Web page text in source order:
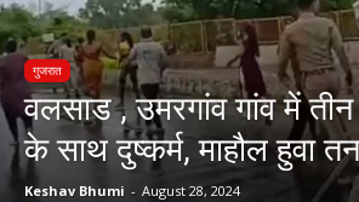
गुजरात
वलसाड , उमरगांव गांव में तीन
के साथ दुष्कर्म, माहौल हुवा
Keshav Bhumi - August 28, 2024